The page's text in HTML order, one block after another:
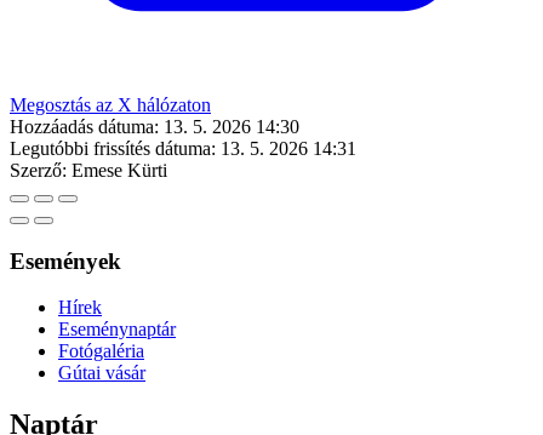
Megosztás az X hálózaton
Hozzáadás dátuma: 13. 5. 2026 14:30
Legutóbbi frissítés dátuma: 13. 5. 2026 14:31
Szerző: Emese Kürti
Események
Hírek
Eseménynaptár
Fotógaléria
Gútai vásár
Naptár